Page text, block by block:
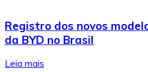
Registro dos novos
da BYD no Brasil
Leia mais